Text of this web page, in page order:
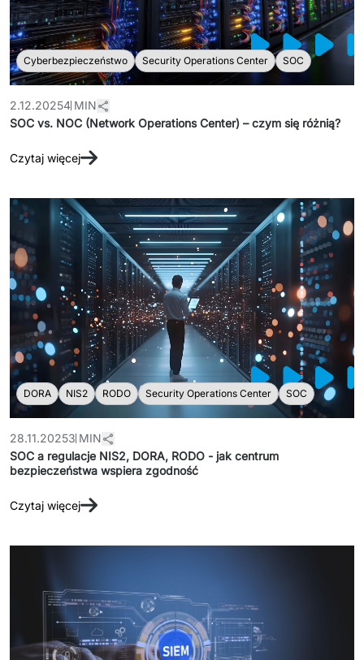
Cyberbezpieczeństwo Security Operations Center SOC
2.12.20254 MIN
SOC vs. NOC (Network Operations Center) – czym się różnią?
Czytaj więcej
DORA NIS2 RODO Security Operations Center SOC
28.11.20253 MIN
SOC a regulacje NIS2, DORA, RODO - jak centrum
bezpieczeństwa wspiera zgodność
Czytaj więcej